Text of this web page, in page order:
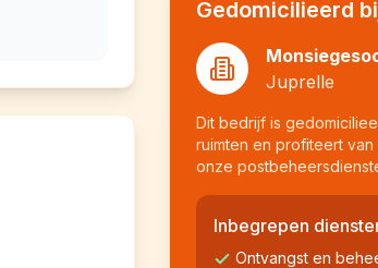
Gedomicilieerd
Juprelle
Dit bedrijf is
ruimten en profiteert
onze
Inbegrepen
Ontvangst en